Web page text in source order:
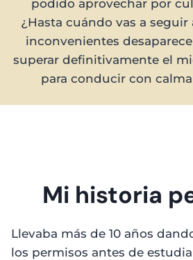
podido aprovechar por
¿Hasta cuándo vas a seguir
inconvenientes
superar definitivamente el
para conducir con
Mi historia
Llevaba más de 10 años
los permisos antes de